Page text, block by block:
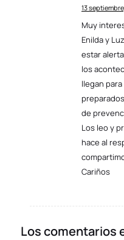
Dice:
13
Muy
Enilda y
estar
los
llegan
de
Los leo y
hace al
Cariños
Los comentarios